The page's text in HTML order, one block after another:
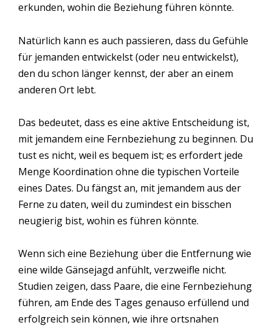
erkunden, wohin die Beziehung führen könnte.
Natürlich kann es auch passieren, dass du Gefühle
für jemanden entwickelst (oder neu entwickelst),
den du schon länger kennst, der aber an einem
anderen Ort lebt.
Das bedeutet, dass es eine aktive Entscheidung ist,
mit jemandem eine Fernbeziehung zu beginnen. Du
tust es nicht, weil es bequem ist; es erfordert jede
Menge Koordination ohne die typischen Vorteile
eines Dates. Du fängst an, mit jemandem aus der
Ferne zu daten, weil du zumindest ein bisschen
neugierig bist, wohin es führen könnte.
Wenn sich eine Beziehung über die Entfernung wie
eine wilde Gänsejagd anfühlt, verzweifle nicht.
Studien zeigen, dass Paare, die eine Fernbeziehung
führen, am Ende des Tages genauso erfüllend und
erfolgreich sein können, wie ihre ortsnahen